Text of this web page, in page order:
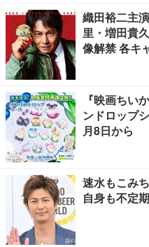
織田裕二主
里・増田貴
像解禁 各キ
『映画ちい
ンドロップ
月8日から
速水もこみ
自身も不定